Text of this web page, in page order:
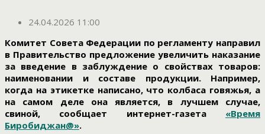
24.04.2026 11:00
Комитет Совета Федерации по регламенту направил
в Правительство предложение увеличить наказание
за введение в заблуждение о свойствах товаров:
наименовании и составе продукции. Например,
когда на этикетке написано, что колбаса говяжья, а
на самом деле она является, в лучшем случае,
свиной, сообщает интернет-газета «Время
Биробиджан@».